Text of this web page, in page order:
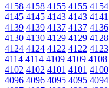
4158 4158 4155 4155 4154
4145 4145 4143 4143 4141
4139 4139 4137 4137 4136
4130 4130 4129 4129 4128
4124 4124 4122 4122 4123
4114 4114 4109 4109 4108
4102 4102 4101 4101 4100
4096 4096 4095 4095 4094